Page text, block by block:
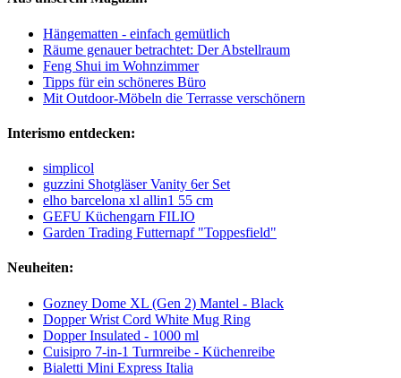
Hängematten - einfach gemütlich
Räume genauer betrachtet: Der Abstellraum
Feng Shui im Wohnzimmer
Tipps für ein schöneres Büro
Mit Outdoor-Möbeln die Terrasse verschönern
Interismo entdecken:
simplicol
guzzini Shotgläser Vanity 6er Set
elho barcelona xl allin1 55 cm
GEFU Küchengarn FILIO
Garden Trading Futternapf "Toppesfield"
Neuheiten:
Gozney Dome XL (Gen 2) Mantel - Black
Dopper Wrist Cord White Mug Ring
Dopper Insulated - 1000 ml
Cuisipro 7-in-1 Turmreibe - Küchenreibe
Bialetti Mini Express Italia